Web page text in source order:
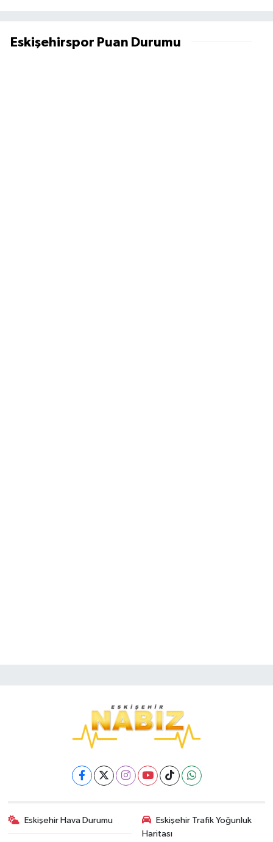
Eskişehirspor Puan Durumu
Eskişehir Hava Durumu
Eskişehir Trafik Yoğunluk
Haritası